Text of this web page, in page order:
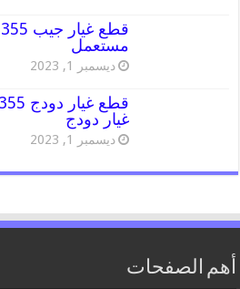
مستعمل
ديسمبر 1, 2023
غيار دودج
ديسمبر 1, 2023
أهم الصفحات